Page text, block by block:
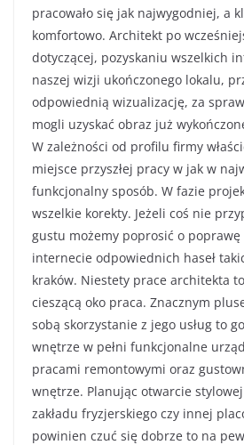
pracowało się jak najwygodniej, a
komfortowo. Architekt po
dotyczącej, pozyskaniu wszelkich
naszej wizji ukończonego lokalu,
odpowiednią wizualizację, za
mogli uzyskać obraz już
W zależności od profilu firmy
miejsce przyszłej pracy w jak w
funkcjonalny sposób. W fazie
wszelkie korekty. Jeżeli coś nie
gustu możemy poprosić o
internecie odpowiednich haseł
kraków. Niestety prace architekta
cieszącą oko praca. Znacznym
sobą skorzystanie z jego usług to
wnętrze w pełni funkcjonalne
pracami remontowymi oraz
wnętrze. Planując otwarcie
zakładu fryzjerskiego czy innej
powinien czuć się dobrze to na